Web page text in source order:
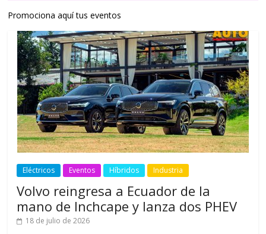
Promociona aquí tus eventos
Eléctricos Eventos Híbridos Industria
Volvo reingresa a Ecuador de la
mano de Inchcape y lanza dos PHEV
18 de julio de 2026